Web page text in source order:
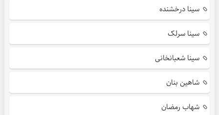
سینا درخشنده
سینا سرلک
سینا شعبانخانی
شاهین بنان
شهاب رمضان